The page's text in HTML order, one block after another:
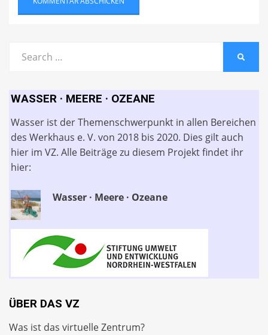
for:
WASSER · MEERE · OZEANE
Wasser ist der Themenschwerpunkt in allen Bereichen
des Werkhaus e. V. von 2018 bis 2020. Dies gilt auch
hier im VZ. Alle Beiträge zu diesem Projekt findet ihr
hier:
Wasser · Meere · Ozeane
ÜBER DAS VZ
Was ist das virtuelle Zentrum?